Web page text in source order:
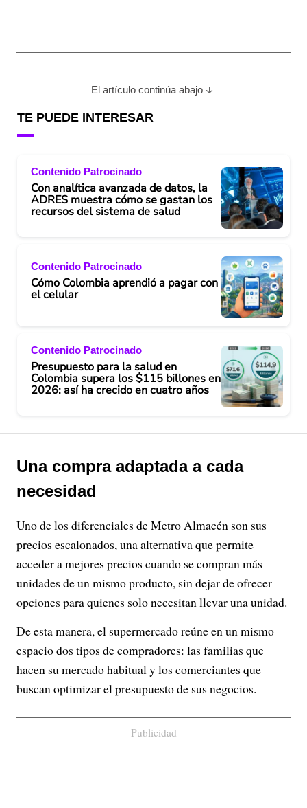
El artículo continúa abajo
TE PUEDE INTERESAR
Contenido Patrocinado
Con analítica avanzada de datos, la
ADRES muestra cómo se gastan los
recursos del sistema de salud
Contenido Patrocinado
Cómo Colombia aprendió a pagar con
el celular
Contenido Patrocinado
Presupuesto para la salud en
Colombia supera los $115 billones en
2026: así ha crecido en cuatro años
Una compra adaptada a cada
necesidad
Uno de los diferenciales de Metro Almacén son sus
precios escalonados, una alternativa que permite
acceder a mejores precios cuando se compran más
unidades de un mismo producto, sin dejar de ofrecer
opciones para quienes solo necesitan llevar una unidad.
De esta manera, el supermercado reúne en un mismo
espacio dos tipos de compradores: las familias que
hacen su mercado habitual y los comerciantes que
buscan optimizar el presupuesto de sus negocios.
Publicidad